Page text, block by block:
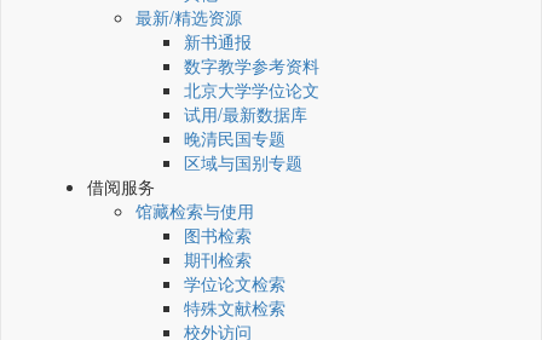
最新/精选资源
新书通报
数字教学参考资料
北京大学学位论文
试用/最新数据库
晚清民国专题
区域与国别专题
借阅服务
馆藏检索与使用
图书检索
期刊检索
学位论文检索
特殊文献检索
校外访问